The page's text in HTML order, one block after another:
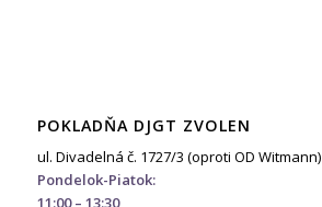
POKLADŇA DJGT ZVOLEN
ul. Divadelná č. 1727/3 (oproti OD Witmann)
Pondelok-Piatok: